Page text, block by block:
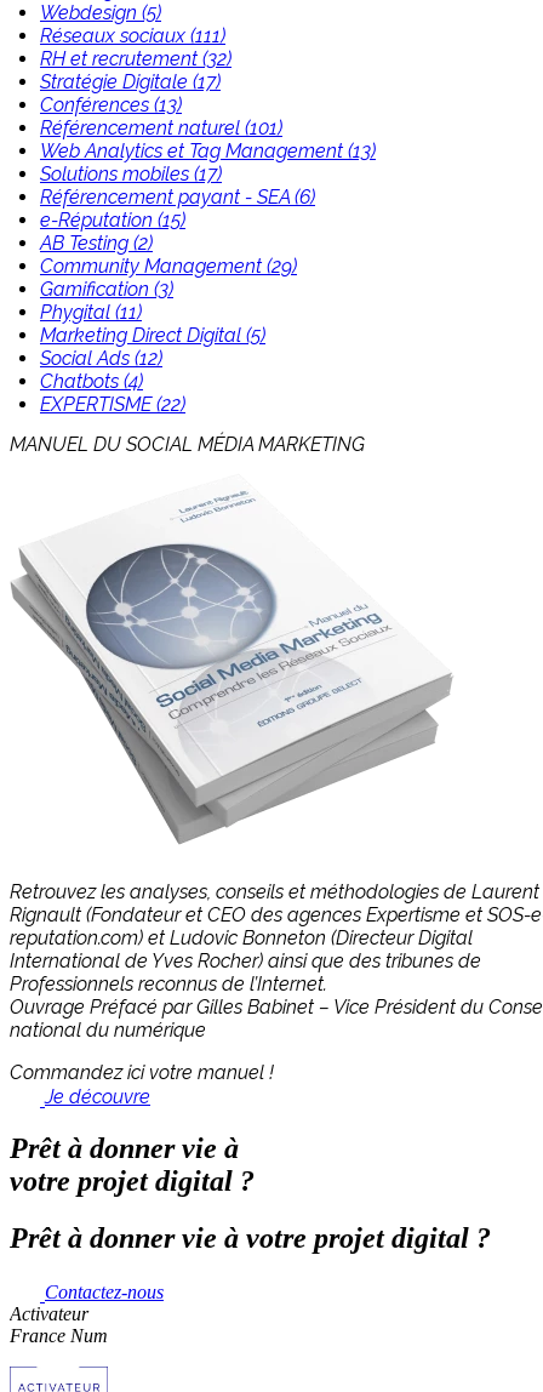
Webdesign (5)
Réseaux sociaux (111)
RH et recrutement (32)
Stratégie Digitale (17)
Conférences (13)
Référencement naturel (101)
Web Analytics et Tag Management (13)
Solutions mobiles (17)
Référencement payant - SEA (6)
e-Réputation (15)
AB Testing (2)
Community Management (29)
Gamification (3)
Phygital (11)
Marketing Direct Digital (5)
Social Ads (12)
Chatbots (4)
EXPERTISME (22)
MANUEL DU SOCIAL MÉDIA MARKETING
Retrouvez les analyses, conseils et méthodologies de Laurent
Rignault (Fondateur et CEO des agences Expertisme et SOS-
reputation.com) et Ludovic Bonneton (Directeur Digital
International de Yves Rocher) ainsi que des tribunes de
Professionnels reconnus de l’Internet.
Ouvrage Préfacé par Gilles Babinet – Vice Président du
national du numérique
Commandez ici votre manuel !
Je découvre
Prêt à donner vie à
votre projet digital ?
Prêt à donner vie à votre projet digital ?
Contactez-nous
Activateur
France Num